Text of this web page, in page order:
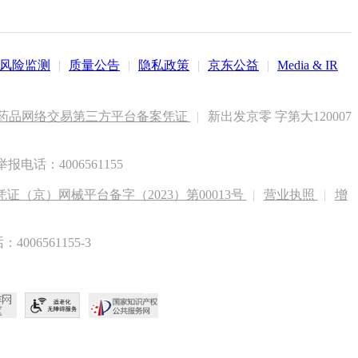
风险监测 | 质量公告 | 隐私政策 | 京东公益 | Media & IR
品网络交易第三方平台备案凭证 |
新出发京零 字第大120007
报电话：4006561155
证（京）网械平台备字（2023）第00013号 | 营业执照 |
增
4006561155-3